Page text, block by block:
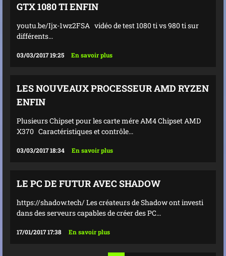
GTX 1080 TI ENFIN
youtu.be/Ijx-1wz2FSA vidéo de test 1080 ti vs 980 ti sur
différents...
03/03/2017 19:25 En savoir plus
LES NOUVEAUX PROCESSEUR AMD RYZEN
ENFIN
Plusieurs Chipset pour les carte mére AM4 Chipset AMD
X370 Caractéristiques et contrôle...
03/03/2017 18:34 En savoir plus
LE PC DE FUTUR AVEC SHADOW
https://shadow.tech/ Les créateurs de Shadow ont investi
dans des serveurs capables de créer des PC...
17/01/2017 17:38 En savoir plus